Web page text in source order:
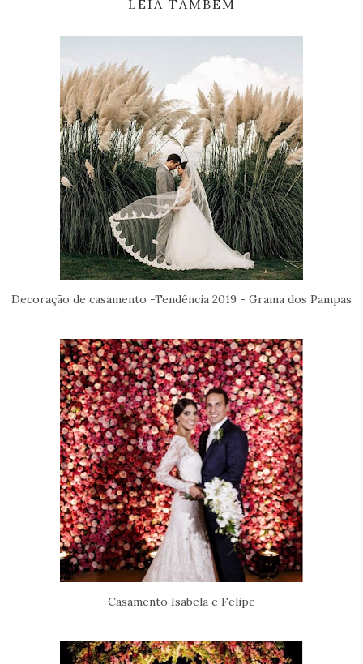
LEIA TAMBÉM
Decoração de casamento -Tendência 2019 - Grama dos Pampas
Casamento Isabela e Felipe